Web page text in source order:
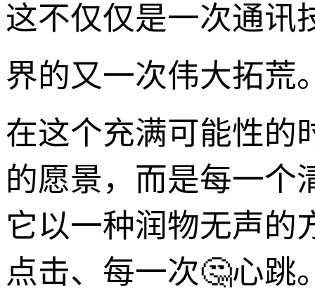
这不仅仅是一次通讯
界的又一次伟大拓荒
在这个充满可能性的
的愿景，而是每一个
它以一种润物无声的
点击、每一次🤔心跳